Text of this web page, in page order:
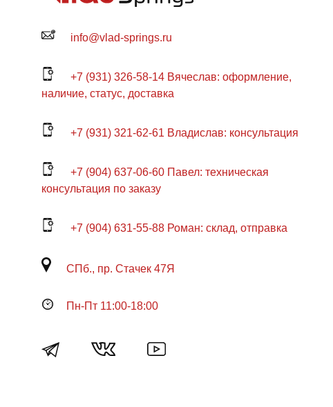
info@vlad-springs.ru
+7 (931) 326-58-14 Вячеслав: оформление,
наличие, статус, доставка
+7 (931) 321-62-61 Владислав: консультация
+7 (904) 637-06-60 Павел: техническая
консультация по заказу
+7 (904) 631-55-88 Роман: склад, отправка
СПб., пр. Стачек 47Я
Пн-Пт 11:00-18:00